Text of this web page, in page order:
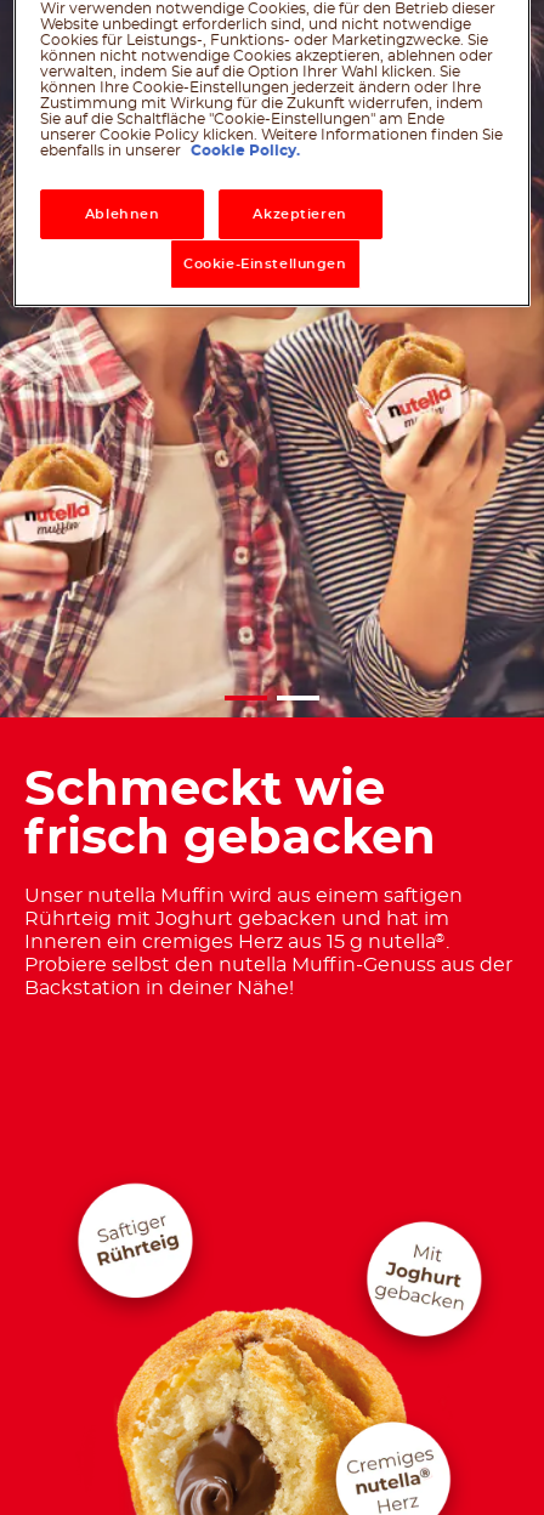
Schmeckt wie
frisch gebacken
Unser nutella Muffin wird aus einem saftigen
Rührteig mit Joghurt gebacken und hat im
Inneren ein cremiges Herz aus 15 g nutella® .
Probiere selbst den nutella Muffin-Genuss aus der
Backstation in deiner Nähe!
Wir verwenden notwendige Cookies, die für den Betrieb dieser
Website unbedingt erforderlich sind, und nicht notwendige
Cookies für Leistungs-, Funktions- oder Marketingzwecke. Sie
können nicht notwendige Cookies akzeptieren, ablehnen oder
verwalten, indem Sie auf die Option Ihrer Wahl klicken. Sie
können Ihre Cookie-Einstellungen jederzeit ändern oder Ihre
Zustimmung mit Wirkung für die Zukunft widerrufen, indem
Sie auf die Schaltfläche "Cookie-Einstellungen" am Ende
unserer Cookie Policy klicken. Weitere Informationen finden Sie
ebenfalls in unserer
Cookie Policy.
Ablehnen Akzeptieren
Cookie-Einstellungen